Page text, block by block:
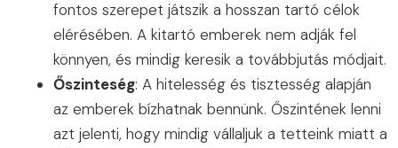
fontos szerepet játszik a hosszan tartó célok
elérésében. A kitartó emberek nem adják fel
könnyen, és mindig keresik a továbbjutás módjait.
Őszinteség: A hitelesség és tisztesség alapján
az emberek bízhatnak bennünk. Őszintének lenni
azt jelenti, hogy mindig vállaljuk a tetteink miatt a